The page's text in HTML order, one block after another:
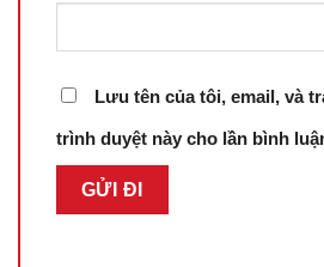
Lưu tên của tôi, email, và
trình duyệt này cho lần bình